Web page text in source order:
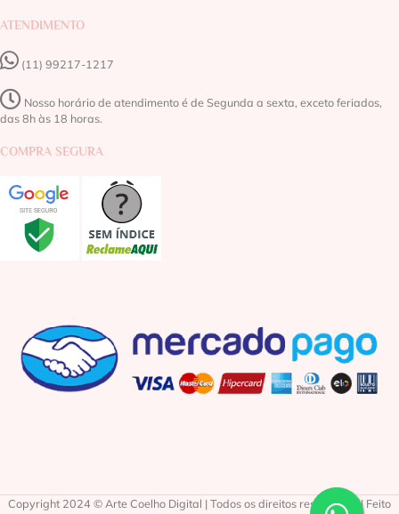
ATENDIMENTO
(11) 99217-1217‬
Nosso horário de atendimento é de Segunda a sexta, exceto feriados,
das 8h às 18 horas.
COMPRA SEGURA
Copyright 2024 © Arte Coelho Digital | Todos os direitos reservados | Feito